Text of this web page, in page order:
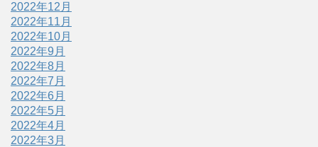
2022年12月
2022年11月
2022年10月
2022年9月
2022年8月
2022年7月
2022年6月
2022年5月
2022年4月
2022年3月